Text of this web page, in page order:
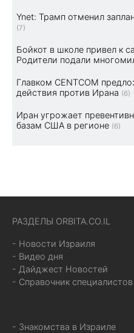
Ynet: Трамп отменил
(7)
Бойкот в школе привел к
Родители подали
Главком CENTCOM
действия против Ирана (6)
Иран угрожает
базам США в регионе (6)
РАЗДЕЛЫ ORBITA.CO.IL
- Новости Израиля
- Видео дня
- Дайджест Новостей
- Справочник специалистов
- Знакомства в Израиле